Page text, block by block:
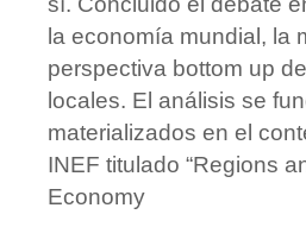
la economía mundial, la
perspectiva bottom up
locales. El análisis se
materializados en el
INEF titulado “Regions
Economy